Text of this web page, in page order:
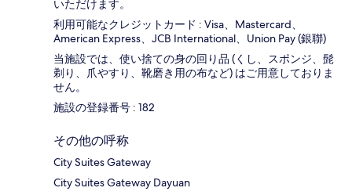
いただけます。
利用可能なクレジットカード : Visa、Mastercard、
American Express、JCB International、Union Pay (銀聯)
当施設では、使い捨ての身の回り品 (くし、スポンジ、髭
剃り、爪やすり、靴磨き用の布など) はご用意しておりま
せん。
施設の登録番号 : 182
その他の呼称
City Suites Gateway
City Suites Gateway Dayuan